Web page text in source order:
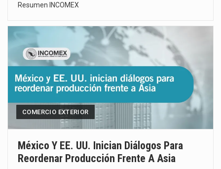
Resumen INCOMEX
COMERCIO EXTERIOR
México Y EE. UU. Inician Diálogos Para
Reordenar Producción Frente A Asia